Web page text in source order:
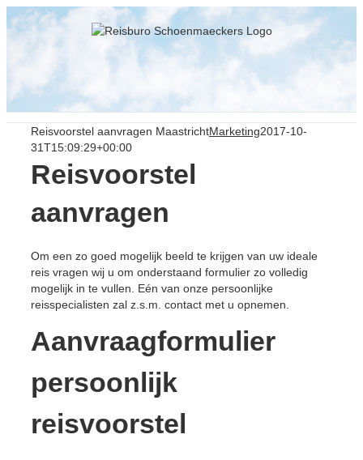
Skip
to
Reisvoorstel aanvragen MaastrichtMarketing2017-10-
31T15:09:29+00:00
Reisvoorstel
aanvragen
Om een zo goed mogelijk beeld te krijgen van uw ideale
reis vragen wij u om onderstaand formulier zo volledig
mogelijk in te vullen. Eén van onze persoonlijke
reisspecialisten zal z.s.m. contact met u opnemen.
Aanvraagformulier
persoonlijk
reisvoorstel